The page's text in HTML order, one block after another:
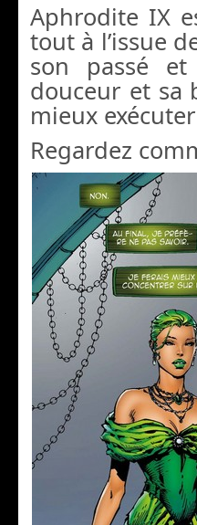
Aphrodite IX
tout à l’issue
son passé
douceur et sa
mieux
Regardez